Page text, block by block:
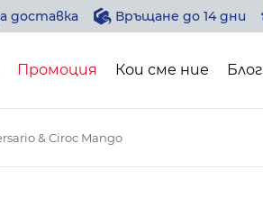
доставка Връщане до 14 дни
Промоция Кои сме ние Блог
& Ciroc Mango